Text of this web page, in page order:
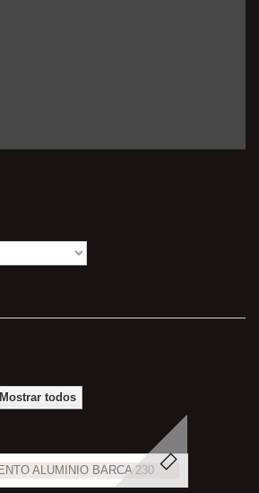
Mostrar todos